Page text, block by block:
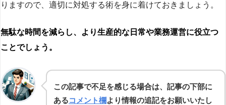
りますので、適切に対処する術を身に着けておきましょう。
無駄な時間を減らし、より生産的な日常や業務運営に役立つ
ことでしょう。
この記事で不足を感じる場合は、記事の下部に
あるコメント欄より情報の追記をお願いいたし